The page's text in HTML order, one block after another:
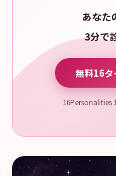
あなた
3分で
無料16タ
16Personalities